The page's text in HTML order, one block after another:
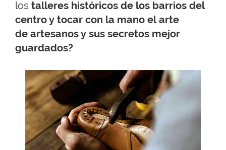
los talleres históricos de los barrios del
centro y tocar con la mano el arte
de artesanos y sus secretos mejor
guardados?